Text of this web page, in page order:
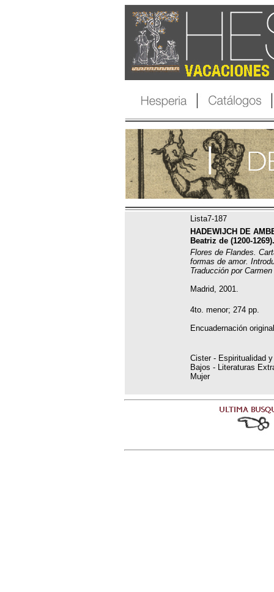
Lista7-187
HADEWIJCH DE
Beatriz de (1200-1269).
Flores de Flandes.
formas de amor.
Traducción por
Madrid, 2001.
4to. menor; 274 pp.
Encuadernación
Cister - Espiritualidad
Bajos - Literaturas
Mujer